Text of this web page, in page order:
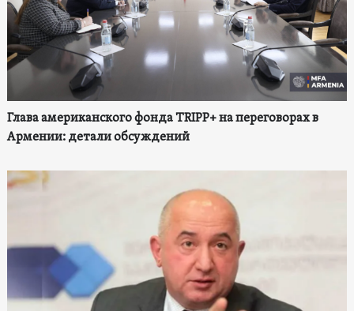
Глава американского фонда TRIPP+ на переговорах в
Армении: детали обсуждений